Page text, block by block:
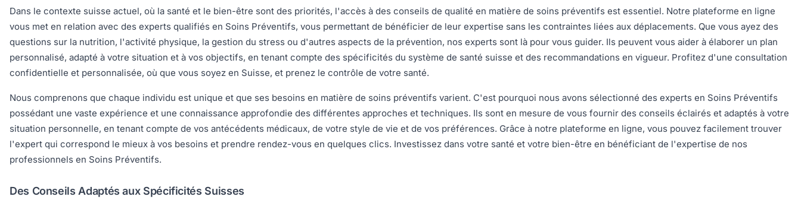
Dans le contexte suisse actuel, où la santé et le bien-être sont des priorités, l'accès à des conseils de qualité en matière de soins préventifs est essentiel. Notre plateforme en ligne
vous met en relation avec des experts qualifiés en Soins Préventifs, vous permettant de bénéficier de leur expertise sans les contraintes liées aux déplacements. Que vous ayez des
questions sur la nutrition, l'activité physique, la gestion du stress ou d'autres aspects de la prévention, nos experts sont là pour vous guider. Ils peuvent vous aider à élaborer un plan
personnalisé, adapté à votre situation et à vos objectifs, en tenant compte des spécificités du système de santé suisse et des recommandations en vigueur. Profitez d'une consultation
confidentielle et personnalisée, où que vous soyez en Suisse, et prenez le contrôle de votre santé.
Nous comprenons que chaque individu est unique et que ses besoins en matière de soins préventifs varient. C'est pourquoi nous avons sélectionné des experts en Soins Préventifs
possédant une vaste expérience et une connaissance approfondie des différentes approches et techniques. Ils sont en mesure de vous fournir des conseils éclairés et adaptés à votre
situation personnelle, en tenant compte de vos antécédents médicaux, de votre style de vie et de vos préférences. Grâce à notre plateforme en ligne, vous pouvez facilement trouver
l'expert qui correspond le mieux à vos besoins et prendre rendez-vous en quelques clics. Investissez dans votre santé et votre bien-être en bénéficiant de l'expertise de nos
professionnels en Soins Préventifs.
Des Conseils Adaptés aux Spécificités Suisses